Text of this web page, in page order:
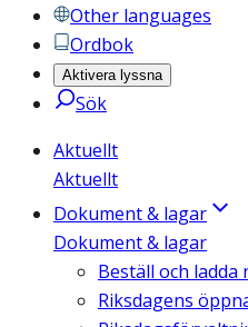
Other languages
Ordbok
Aktivera lyssna
Sök
Aktuellt
Aktuellt
Dokument & lagar
Dokument & lagar
Beställ och ladda
Riksdagens